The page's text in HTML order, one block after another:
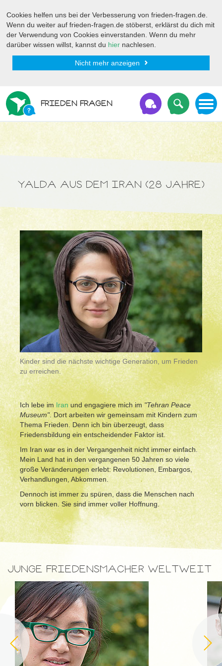
Cookies helfen uns bei der Verbesserung von frieden-fragen.de.
Wenn du weiter auf frieden-fragen.de stöberst, erklärst du dich mit
der Verwendung von Cookies einverstanden. Wenn du mehr
darüber wissen willst, kannst du hier nachlesen.
Nicht mehr anzeigen
FRIEDEN FRAGEN
YALDA AUS DEM IRAN (28 JAHRE)
Kinder sind die nächste wichtige Generation, um Frieden
zu erreichen.
Ich lebe im Iranund engagiere mich im "Tehran Peace
Museum". Dort arbeiten wir gemeinsam mit Kindern zum
Thema Frieden. Denn ich bin überzeugt, dass
Friedensbildung ein entscheidender Faktor ist.
Im Iran war es in der Vergangenheit nicht immer einfach.
Mein Land hat in den vergangenen 50 Jahren so viele
große Veränderungen erlebt: Revolutionen, Embargos,
Verhandlungen, Abkommen.
Dennoch ist immer zu spüren, dass die Menschen nach
vorn blicken. Sie sind immer voller Hoffnung.
JUNGE FRIEDENSMACHER WELTWEIT